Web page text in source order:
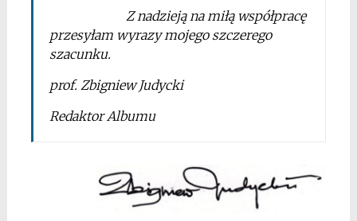
Z nadzieją na miłą współpracę
przesyłam wyrazy mojego szczerego
szacunku.
prof. Zbigniew Judycki
Redaktor Albumu